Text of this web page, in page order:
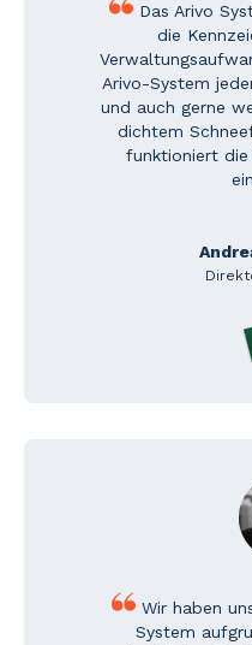
Das Arivo
die
Arivo-System
und auch gerne
dichtem
funktioniert die
Wir haben
System